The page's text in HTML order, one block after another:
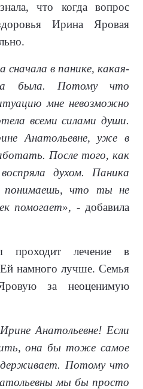
что когда вопрос
Ирина Яровая
сначала в панике, какая-
была. Потому что
мне невозможно
всеми силами души.
Анатольевне, уже в
После того, как
духом. Паника
понимаешь, что ты не
помогает», - добавила
проходит лечение в
намного лучше. Семья
за неоценимую
Анатольевне! Если
она бы тоже самое
Потому что
мы бы просто